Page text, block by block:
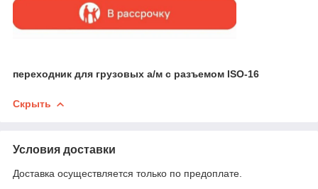
переходник для грузовых а/м с разъемом ISO-16
Скрыть
Условия доставки
Доставка осуществляется только по предоплате.